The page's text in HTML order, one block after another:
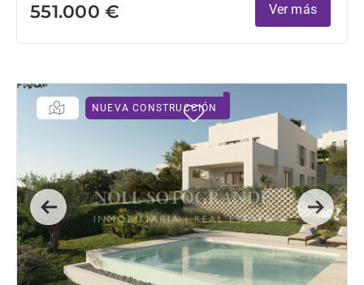
551.000 € Ver más
NUEVA CONSTRUCCIÓN
Previous Next